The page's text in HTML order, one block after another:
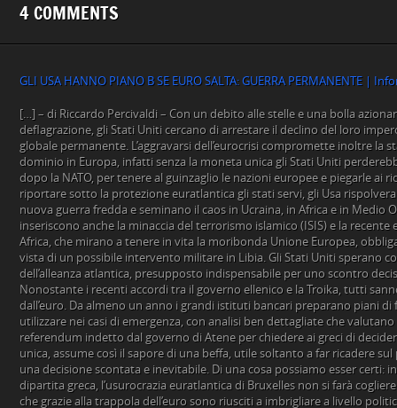
4 COMMENTS
GLI USA HANNO PIANO B SE EURO SALTA: GUERRA PERMANENTE |
[…] – di Riccardo Percivaldi – Con un debito alle stelle e una bolla azionaria in imminente fase di deflagrazione, gli Stati Uniti cercano di arrestare il declino del loro impero alimentando una guerra globale permanente. L’aggravarsi dell’eurocrisi compromette inoltre la stabilità del loro sistema di dominio in Europa, infatti senza la moneta unica gli Stati Uniti perderebbero lo strumento principale, dopo la NATO, per tenere al guinzaglio le nazioni europee e piegarle ai ricatti di Washington. Per riportare sotto la protezione euratlantica gli stati servi, gli Usa rispolverano quindi il fantasma di una nuova guerra fredda e seminano il caos in Ucraina, in Africa e in Medio Oriente. In questo contesto si inseriscono anche la minaccia del terrorismo islamico (ISIS) e la recente emergenza sbarchi dal Nord Africa, che mirano a tenere in vita la moribonda Unione Europea, obbligando i governi a cooperare in vista di un possibile intervento militare in Libia. Gli Stati Uniti sperano così di rinserrare i ranghi dell’alleanza atlantica, presupposto indispensabile per uno scontro decisivo contro la Russia. *** Nonostante i recenti accordi tra il governo ellenico e la Troika, tutti sanno che la Grecia è già fuori dall’euro. Da almeno un anno i grandi istituti bancari preparano piani di fuga dall’eurozona da utilizzare nei casi di emergenza, con analisi ben dettagliate che valutano tutti gli scenari possibili. Il referendum indetto dal governo di Atene per chiedere ai greci di decidere sul futuro della moneta unica, assume così il sapore di una beffa, utile soltanto a far ricadere sul popolo la responsabilità di una decisione scontata e inevitabile. Di una cosa possiamo esser certi: indipendentemente dalla dipartita greca, l’usurocrazia euratlantica di Bruxelles non si farà cogliere impreparata. Gli americani, che grazie alla trappola dell’euro sono riusciti a imbrigliare a livello politico ed economico le nazioni del vecchio continente, sottraendo sovranità agli stati e rendendo de facto l’Europa una semplice zona di libero scambio funzionante grazie a meccanismi decisionali tecnocratici e intergovernativi, non permetteranno mai che l’implosione dell’Eurozona faccia crollare di colpo il castello di carta su cui si basa il loro sistema coloniale di sfruttamento e di dominio. Uno dei pilastri dell’impero americano è infatti la sudditanza economica dei paesi dominati, ottenuta mandandoli sull’orlo della bancarotta per mezzo dell’eccessivo indebitamento. È la politica della Shock economy, applicata per trent’anni ai paesi di mezzo mondo, ed introdotta anche in Europa sull’ondata neoliberista che ha portato, grazie alla complicità delle élites integrate nella finanza transnazionale e nei gangli del sistema imperialistico pilotato dagli Stati Uniti, all’adozione prima dello SME e poi dell’euro, che nei fatti traducono a livello intra-europeo lo stesso squilibrio sistemico tra centro e periferia sussistente tra le economie avanzate imperialiste e quelle dei paesi in via di sviluppo. Con questa trappola gli americani hanno potuto distruggere anche le economie produttive dei paesi avanzati, sfruttando gli squilibri all’interno dell’Eurozona per spaccare l’Europa in paesi in surplus e paesi in deficit, cosicché gli uni s’indebitassero e gli altri si accollassero i debiti dei paesi in difficoltà, rendendo entrambi vittime dei ricatti delle oligarchie capitalistiche di Londra e Wall Street. Qualora l’euro fosse soppiantato, non potendo più contare sulla schiavitù del debito e sulla dipendenza monetaria, agli Stati Uniti non rimarrebbe che un’unica soluzione per continuare ad esercitare il ruolo egemonico con cui si sono finora assicurati il predominio sul continente, ed impedire che un’Europa di nazioni di nuovo libere e sovrane si saldi alla Russia e passi ad una politica di cooperazione eurasiatica, vale a dire provocare una guerra in grande stile per costringere i governi a sottomettersi alla protezione della Nato e per tenere in vita l’Unione Europea che altrimenti senza l’euro perderebbe ogni ragion d’essere. Di conseguenza gli americani sguinzagliano i mercenari dell’ISIS e scaricano migliaia di clandestini sulle nostre coste: è la nuova strategia della tensione per portarci all’esasperazione e obbligarci ad agire secondo i loro desiderata, in coerenza con la linea politica usata a partire dal conflitto in Ucraina, le sanzioni anti-russe e gli sforzi per far approvare il TTIP, che mirano tutti a creare una linea di demarcazione tra est e ovest e tenere l’Europa in orbita angloamericana. *** Come abbiamo dimostrato in precedenza i sedicenti “profughi” non partono di loro spontanea volontà, ma vengono catturati e costretti con la forza ad imbarcarsi. Si dicono vittime di sistematiche retate da parte di presunti poliziotti libici in combutta con i trafficanti per essere mandati in Italia. A due inviati di Le Monde hanno confessato: «Le autorità ci accusano di voler partire per l’acqua, ma è falso. C’è chi viene preso in casa, negli appartamenti, altri sono presi per strada; come me, io sono stato preso per strada». «I veri traghettatori sono loro», spiega un compagno. «Dicono agli europei che ci hanno catturato in mare ma è falso! Ci stanno vendendo. Sono loro che gestiscono la prigione e organizzano le partenze per andare in Italia … Quando arrivate voi giornalisti, fanno finta, è organizzato». [1] La rivista Les Observateurs ha poi pubblicato un servizio in cui accusa “L’organisation internationale pour les migrations”, un ente intergovernativo legato alle Nazioni Unite, con a capo l’ambasciatore americano Willliam Lacy Swing, di essere la centrale operativa che intercetta gli africani sub-sahariani per spedirceli. [2] Da notare anche che gli sbarchi partono dalla Tripolitania, dove si è insediata la banda islamista di Alba Libica sostenuta dai Fratelli Musulmani e legata a Stati Uniti, Regno Unito, Qatar e Turchia da cui riceve i finanziamenti, che combatte sia il legittimo governo di al-Thani, che l’esercito di Haftar. [3] Il trucco però sembra funzionare e grazie al pretesto di combattere la pirateria scafista l’intervento militare forse si farà. In effetti è già tutto pronto e il 18 maggio scorso il piano è stato formalmente approvato dai rappresentanti di tutti i 28 paesi aderenti all’Unione Europea. «WikiLeaks rende pubblico il Documento nr. 1 dal titolo “Consigli del Comitato Militare sul Progetto CMC ossia Concetto di Gestione della Crisi per una possibile operazione PSDC per smantellare le reti di traffico di esseri umani nel sud del Mediterraneo centrale». «Il Piano classificato dell’UE, è stato approvato dai capi di difesa stati membri dell’Unione Europea, per un anno (almeno) prevede un’operazione militare contro le reti e le infrastrutture di trasporto dei rifugiati del Mediterraneo, tra cui la distruzione di barche ormeggiate e le operazioni all’interno dei confini territoriali della Libia. Il documento è significativo. Stabilisce l’obiettivo dei Capi della Difesa dell’UE: schierare la forza militare contro le infrastrutture civili in Libia per fermare i flussi di rifugiati. Dati i precedenti attacchi sulla Libia da parte di diversi membri europei della NATO e le riserve accertate di petrolio della Libia, il piano può portare ad ulteriore coinvolgimento militare in Libia. Formalmente, il documento è stato approvato dal Consiglio militare del Comitato Militare dell’Unione Europea (EUMC), dal Comitato Politico e di Sicurezza (CPS)». [4] Inoltre: «Secondo